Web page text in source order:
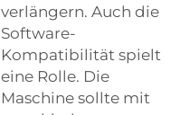
verlängern. Auch die
Software-
Kompatibilität spielt
eine Rolle. Die
Maschine sollte mit